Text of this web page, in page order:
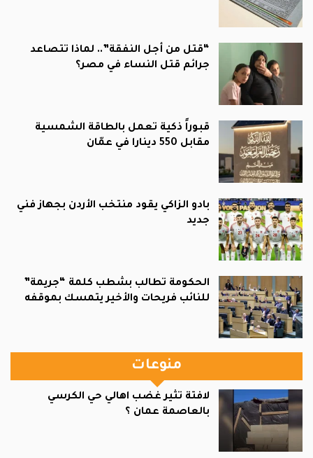
“قتل من أجل النفقة”.. لماذا تتصاعد
جرائم قتل النساء في مصر؟
قبوراً ذكية تعمل بالطاقة الشمسية
مقابل 550 دينارا في عمّان
بادو الزاكي يقود منتخب الأردن بجهاز فني
جديد
الحكومة تطالب بشطب كلمة “جريمة”
للنائب فريحات والأخير يتمسك بموقفه
منوعات
لافتة تثير غضب اهالي حي الكرسي
بالعاصمة عمان ؟